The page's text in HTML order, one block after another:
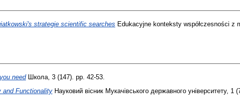
strategie scientific searches Edukacyjne konteksty współczesności z
needШкола, 3 (147). pp. 42-53.
and Functionality Науковий вісник Мукачівського державного університету, 1